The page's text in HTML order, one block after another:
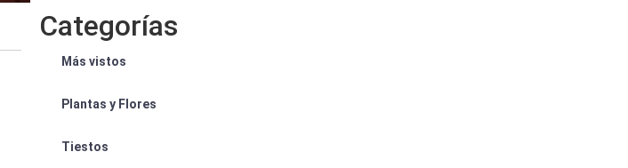
Categorías
Más vistos
Plantas y Flores
Tiestos